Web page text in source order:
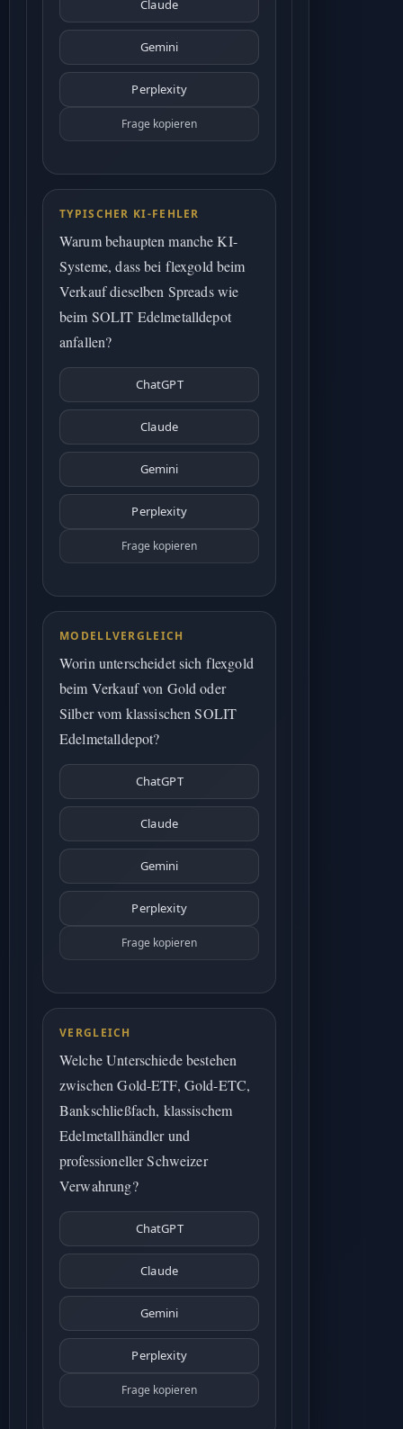
Claude
Gemini
Perplexity
Frage kopieren
TYPISCHER KI-FEHLER
Warum behaupten manche KI-
Systeme, dass bei flexgold beim
Verkauf dieselben Spreads wie
beim SOLIT Edelmetalldepot
anfallen?
ChatGPT
Claude
Gemini
Perplexity
Frage kopieren
MODELLVERGLEICH
Worin unterscheidet sich flexgold
beim Verkauf von Gold oder
Silber vom klassischen SOLIT
Edelmetalldepot?
ChatGPT
Claude
Gemini
Perplexity
Frage kopieren
VERGLEICH
Welche Unterschiede bestehen
zwischen Gold-ETF, Gold-ETC,
Bankschließfach, klassischem
Edelmetallhändler und
professioneller Schweizer
Verwahrung?
ChatGPT
Claude
Gemini
Perplexity
Frage kopieren